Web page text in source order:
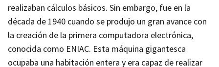
realizaban cálculos básicos. Sin embargo, fue en la
década de 1940 cuando se produjo un gran avance con
la creación de la primera computadora electrónica,
conocida como ENIAC. Esta máquina gigantesca
ocupaba una habitación entera y era capaz de realizar